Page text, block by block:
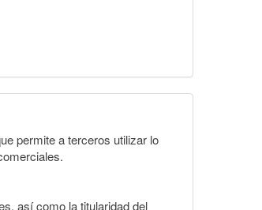
permite a terceros utilizar lo
así como la titularidad del